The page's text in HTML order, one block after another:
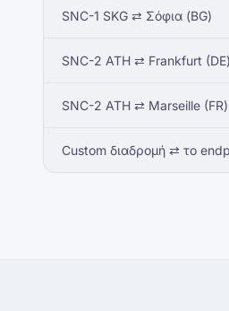
SNC-1 SKG ⇄ Σόφια (BG)
SNC-2 ATH ⇄ Frankfurt
SNC-2 ATH ⇄ Marseille
Custom διαδρομή ⇄ το